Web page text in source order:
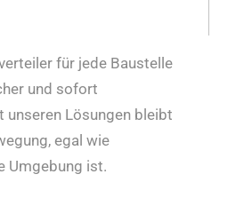
für jede Baustelle
und sofort
unseren Lösungen bleibt
egal wie
Umgebung ist.